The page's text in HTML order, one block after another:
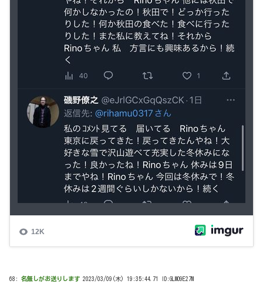
68: 名無しがお送りします 2023/03/09(木) 19:35:44.71 ID:GLMO9E27M